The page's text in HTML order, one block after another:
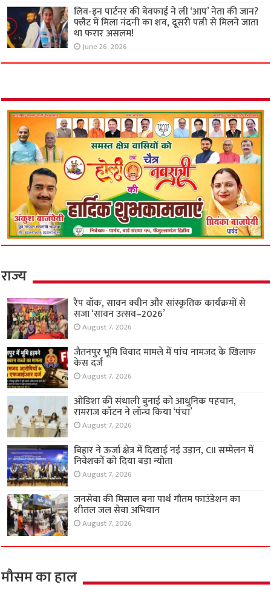
लिव-इन पार्टनर की बेवफाई ने ली ‘आप’ नेता की जान?
फ्लैट में मिला नंदनी का शव, दूसरी पत्नी से मिलने जाता
था फरार असलम!
June 26, 2026
राज्य
रैंप वॉक, सावन क्वीन और सांस्कृतिक कार्यक्रमों से
सजा ‘सावन उत्सव–2026’
August 7, 2026
जैतनपुर भूमि विवाद मामले में पांच नामजद के खिलाफ
केस दर्ज
August 7, 2026
ओडिशा की संथाली बुनाई को आधुनिक पहचान,
रामराज कॉटन ने लॉन्च किया ‘पंचा’
August 7, 2026
बिहार ने ऊर्जा क्षेत्र में दिखाई नई उड़ान, CII सम्मेलन में
निवेशकों को दिया बड़ा न्योता
August 7, 2026
जनसेवा की मिसाल बना पार्थ गौतम फाउंडेशन का
शीतल जल सेवा अभियान
August 7, 2026
मौसम का हाल